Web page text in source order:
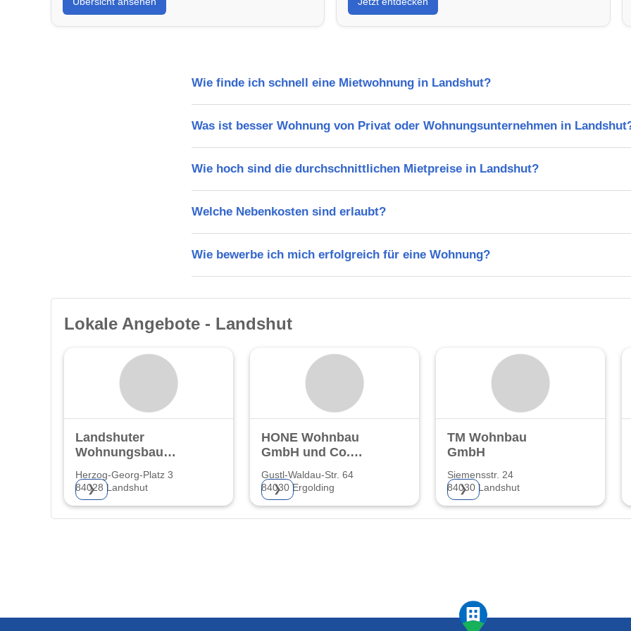
Wie finde ich schnell eine Mietwohnung in Landshut?
Was ist besser Wohnung von Privat oder Wohnungsunternehmen in
Wie hoch sind die durchschnittlichen Mietpreise in Landshut?
Welche Nebenkosten sind erlaubt?
Wie bewerbe ich mich erfolgreich für eine Wohnung?
Lokale Angebote - Landshut
Landshuter
Wohnungsbau
Herzog-Georg-Platz 3
84028 Landshut
❯
HONE Wohnbau
GmbH und Co.
Gustl-Waldau-Str. 64
84030 Ergolding
❯
TM Wohnbau
GmbH
Siemensstr. 24
84030 Landshut
❯